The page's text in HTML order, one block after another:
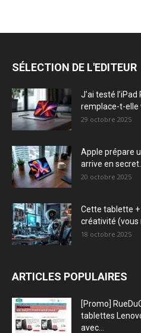
SÉLECTION DE L'EDITEUR
J’ai testé
remplace-t-elle
29 octobre 2025
Apple prépare
arrive en secret...
20 octobre 2025
Cette tablette
créativité (vous
18 octobre 2025
ARTICLES POPULAIRES
[Promo]
tablettes
avec...